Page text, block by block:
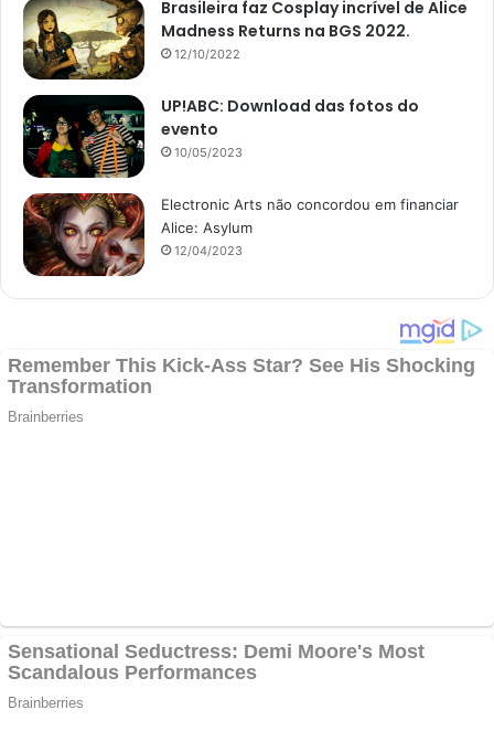
Brasileira faz Cosplay incrível de Alice
Madness Returns na BGS 2022.
12/10/2022
UP!ABC: Download das fotos do
evento
10/05/2023
Electronic Arts não concordou em financiar
Alice: Asylum
12/04/2023